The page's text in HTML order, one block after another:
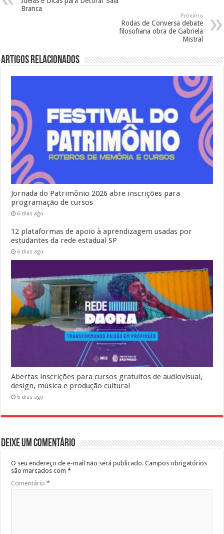
Branca
Próximo
Rodas de Conversa debate
filosofiana obra de Gabriela
Mistral
Artigos Relacionados
Jornada do Patrimônio 2026 abre inscrições para
programação de cursos
6 dias ago
12 plataformas de apoio à aprendizagem usadas por
estudantes da rede estadual SP
6 dias ago
Abertas inscrições para cursos gratuitos de audiovisual,
design, música e produção cultural
6 dias ago
Deixe um comentário
O seu endereço de e-mail não será publicado. Campos obrigatórios
são marcados com*
Comentário*